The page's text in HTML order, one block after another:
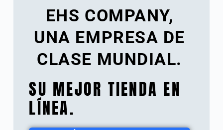
EHS COMPANY,
UNA EMPRESA DE
CLASE MUNDIAL.
SU MEJOR TIENDA EN
LÍNEA.